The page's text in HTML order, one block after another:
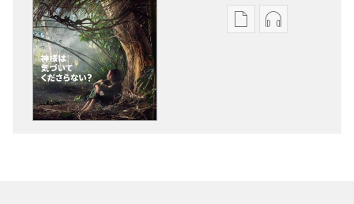
出
オー